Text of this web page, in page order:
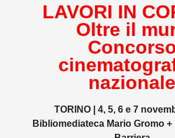
LAVORI IN
Oltre il
nazionale
TORINO | 4, 5, 6 e 7
Bibliomediateca Mario Gromo